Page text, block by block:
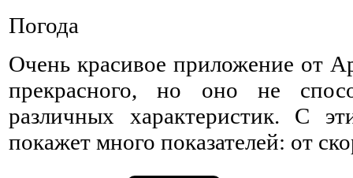
Погода
Очень красивое приложение от
прекрасного, но оно не
различных характеристик. С
покажет много показателей: от